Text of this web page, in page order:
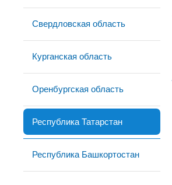
Свердловская область
Курганская область
Оренбургская область
Республика Татарстан
Республика Башкортостан